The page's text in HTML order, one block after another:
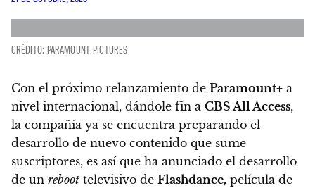
CRÉDITO: PARAMOUNT PICTURES
Con el próximo relanzamiento de Paramount+ a
nivel internacional, dándole fin a CBS All Access,
la compañía ya se encuentra preparando el
desarrollo de nuevo contenido que sume
suscriptores, es así que ha anunciado el desarrollo
de un reboot televisivo de Flashdance, película de